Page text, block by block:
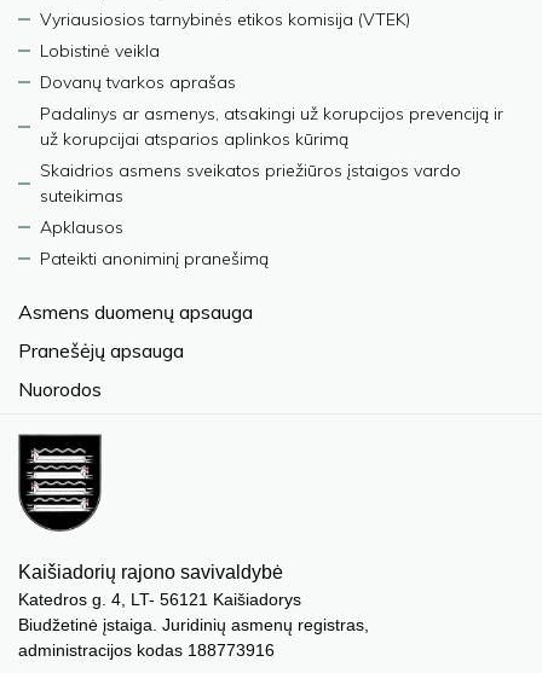
Vyriausiosios tarnybinės etikos komisija (VTEK)
Lobistinė veikla
Dovanų tvarkos aprašas
Padalinys ar asmenys, atsakingi už korupcijos prevenciją ir
už korupcijai atsparios aplinkos kūrimą
Skaidrios asmens sveikatos priežiūros įstaigos vardo
suteikimas
Apklausos
Pateikti anoniminį pranešimą
Asmens duomenų apsauga
Pranešėjų apsauga
Nuorodos
Kaišiadorių rajono savivaldybė
Katedros g. 4, LT- 56121 Kaišiadorys
Biudžetinė įstaiga. Juridinių asmenų registras,
administracijos kodas 188773916